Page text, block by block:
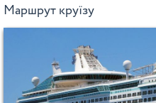
Маршрут круїзу